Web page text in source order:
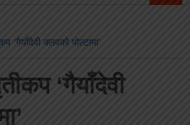
‘गैयाँदेवी क्लवको पोल्टामा’
‘गैयाँदेवी